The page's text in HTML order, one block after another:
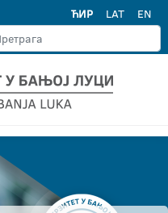
ЋИР LAT EN